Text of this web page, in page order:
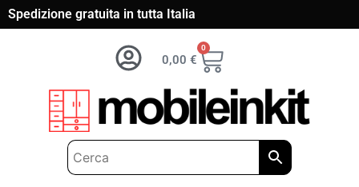
Spedizione gratuita in tutta Italia
0,00 €
0